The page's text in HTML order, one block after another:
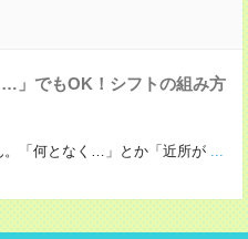
」でもOK！シフトの組み方
「何となく…」とか「近所が ...